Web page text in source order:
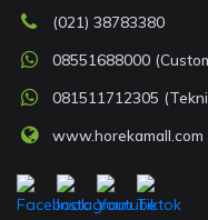
(021) 38783380
08551688000
081511712305
www.horekamall.com